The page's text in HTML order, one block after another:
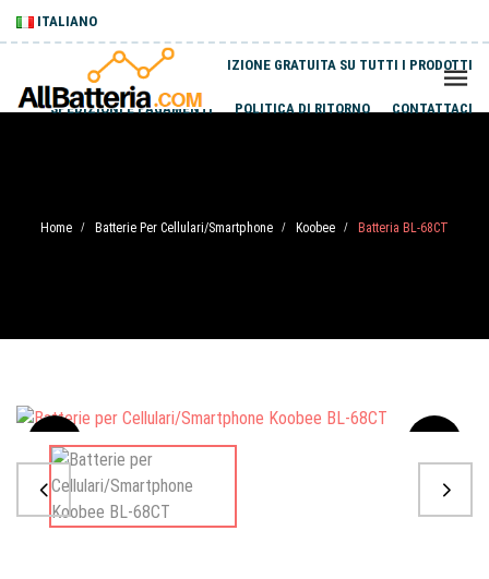
ITALIANO
SPEDIZIONE GRATUITA SU TUTTI I PRODOTTI
SPEDIZIONI E PAGAMENTI POLITICA DI RITORNO CONTATTACI
Home / Batterie Per Cellulari/Smartphone / Koobee / Batteria BL-68CT
Sale